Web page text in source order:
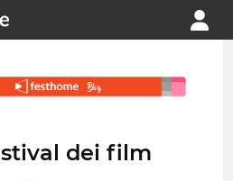
dei film